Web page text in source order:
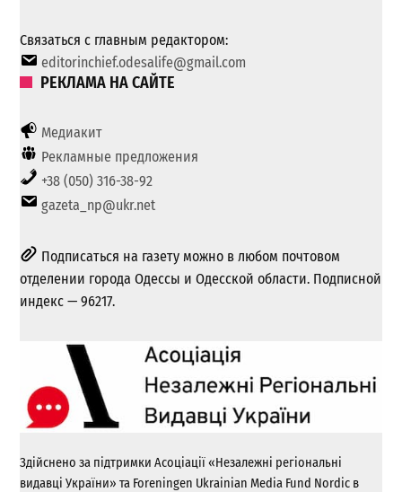
Связаться с главным редактором:
editorinchief.odesalife@gmail.com
РЕКЛАМА НА САЙТЕ
Медиакит
Рекламные предложения
+38 (050) 316-38-92
gazeta_np@ukr.net
Подписаться на газету можно в любом почтовом
отделении города Одессы и Одесской области. Подписной
индекс — 96217.
Здійснено за підтримки Асоціації «Незалежні регіональні
видавці України» та Foreningen Ukrainian Media Fund Nordic в